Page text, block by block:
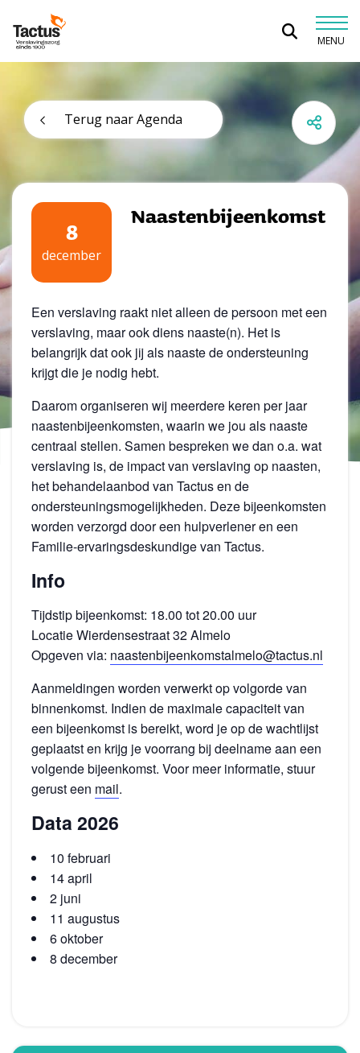
Spring naar content
Tactus Verslavingszorg
MENU
Terug naar Agenda
8
december
Naastenbijeenkomst
Een verslaving raakt niet alleen de persoon met een
verslaving, maar ook diens naaste(n). Het is
belangrijk dat ook jij als naaste de ondersteuning
krijgt die je nodig hebt.
Daarom organiseren wij meerdere keren per jaar
naastenbijeenkomsten, waarin we jou als naaste
centraal stellen. Samen bespreken we dan o.a. wat
verslaving is, de impact van verslaving op naasten,
het behandelaanbod van Tactus en de
ondersteuningsmogelijkheden. Deze bijeenkomsten
worden verzorgd door een hulpverlener en een
Familie-ervaringsdeskundige van Tactus.
Info
Tijdstip bijeenkomst: 18.00 tot 20.00 uur
Locatie Wierdensestraat 32 Almelo
Opgeven via: naastenbijeenkomstalmelo@tactus.nl
Aanmeldingen worden verwerkt op volgorde van
binnenkomst. Indien de maximale capaciteit van
een bijeenkomst is bereikt, word je op de wachtlijst
geplaatst en krijg je voorrang bij deelname aan een
volgende bijeenkomst. Voor meer informatie, stuur
gerust een mail.
Data 2026
10 februari
14 april
2 juni
11 augustus
6 oktober
8 december